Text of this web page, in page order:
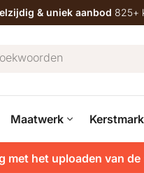
& uniek aanbod 825+
Maatwerk
met het uploaden van